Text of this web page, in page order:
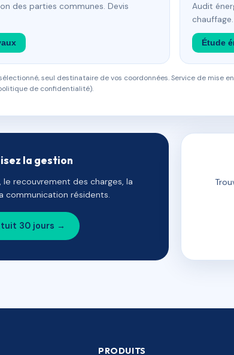
des parties communes. Devis
Audit
chauffage.
Étude
seul destinataire de vos coordonnées. Service de mise
de confidentialité).
la gestion
le recouvrement des charges, la
communication résidents.
30 jours →
PRODUITS